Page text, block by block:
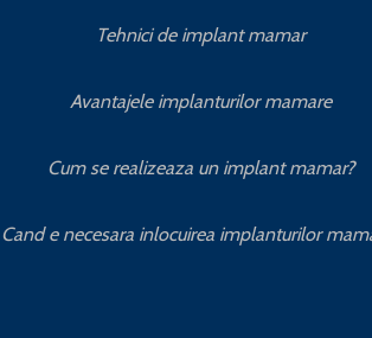
Tehnici de implant mamar
Avantajele implanturilor mamare
Cum se realizeaza un implant mamar?
Cand e necesara inlocuirea implanturilor